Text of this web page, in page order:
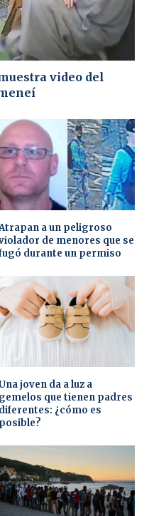
video del
a un peligroso
de menores que se
durante un permiso
joven da a luz a
gemelos que tienen padres
diferentes: ¿cómo es
posible?